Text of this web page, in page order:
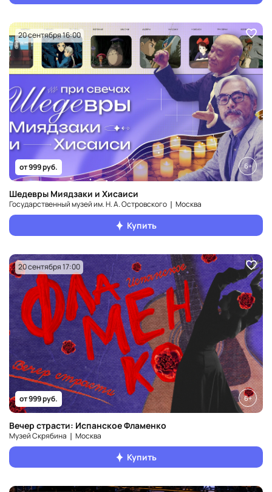
20 сентября 16:00
от 999 руб. 6+
Шедевры Миядзаки и Хисаиси
Государственный музей им. Н. А. Островского ❘ Москва
Купить
20 сентября 17:00
от 999 руб. 6+
Вечер страсти: Испанское Фламенко
Музей Скрябина ❘ Москва
Купить